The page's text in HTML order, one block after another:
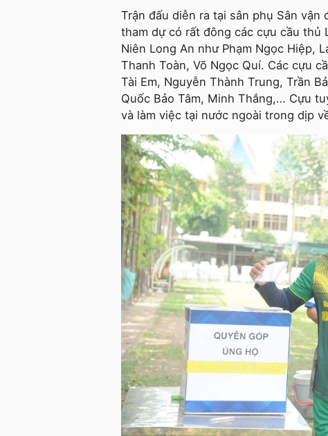
Trận đấu diễn ra tại sân phụ Sân
tham dự có rất đông các cựu cầu thủ
Niên Long An như Phạm Ngọc Hiệp,
Thanh Toàn, Võ Ngọc Quí. Các cựu
Tài Em, Nguyễn Thành Trung, Trần
Quốc Bảo Tâm, Minh Thắng,… Cựu
và làm việc tại nước ngoài trong dịp